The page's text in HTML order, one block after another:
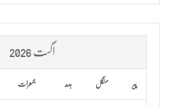
اگست 2026
پیر منگل بدھ جمعرات